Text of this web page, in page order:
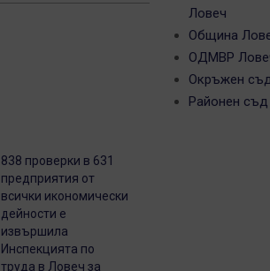
838 проверки в 631
предприятия от
всички икономически
дейности е
извършила
Инспекцията по
труда в Ловеч за
Ловеч
Община
ОДМВР
Окръжен
Районен